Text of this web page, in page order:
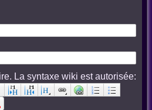
La syntaxe wiki est autorisée: